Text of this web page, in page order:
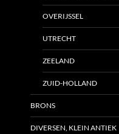
OVERIJSSEL
UTRECHT
ZEELAND
ZUID-HOLLAND
BRONS
DIVERSEN, KLEIN ANTIEK